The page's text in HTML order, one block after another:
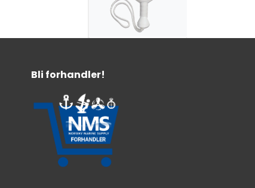
Solas 74 og D.M. 385 of 29/9/99
For montering i livbøye
899,-
Bli forhandler!